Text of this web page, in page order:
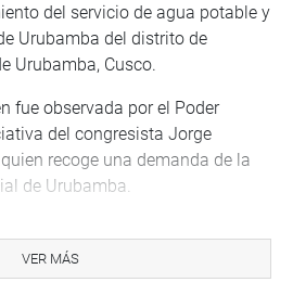
del servicio de agua potable y
Urubamba del distrito de
Urubamba, Cusco.
fue observada por el Poder
del congresista Jorge
recoge una demanda de la
de Urubamba.
(agua-desagüe), y ello
la salud de las personas. A
VER MÁS